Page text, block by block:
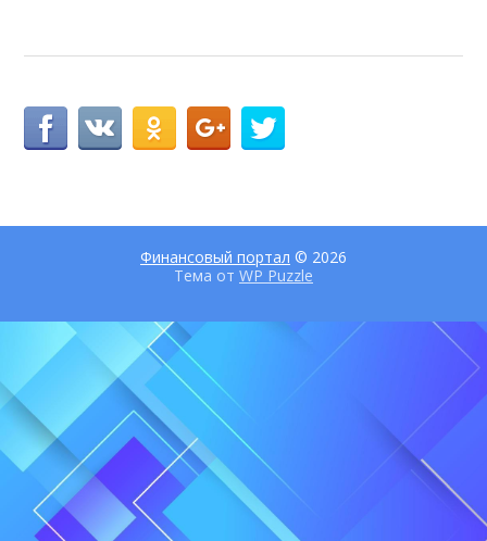
Финансовый портал © 2026
Тема от WP Puzzle